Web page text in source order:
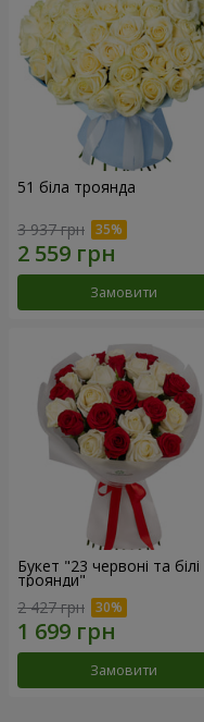
51 біла троянда
3 937 грн
Замовити
Букет "23 червоні та білі
троянди"
2 427 грн
Замовити